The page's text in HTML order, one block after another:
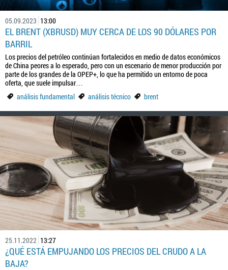
05.09.2023 13:00
EL BRENT (XBRUSD) MUY CERCA DE LOS 90 DÓLARES POR
BARRIL
Los precios del petróleo continúan fortalecidos en medio de datos económicos
de China peores a lo esperado, pero con un escenario de menor producción por
parte de los grandes de la OPEP+, lo que ha permitido un entorno de poca
oferta, que suele impulsar…
análisis fundamental
análisis técnico brent
25.11.2022 13:27
¿QUÉ ESTÁ EMPUJANDO LOS PRECIOS DEL CRUDO A LA
BAJA?